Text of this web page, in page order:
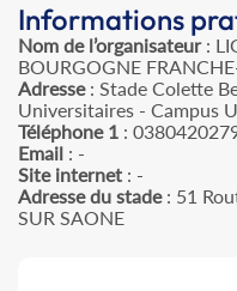
Informations
Nom de l’organisateur:
BOURGOGNE
Adresse: Stade Colette
Universitaires - Campus
Téléphone 1 :
Email : -
Site internet : -
Adresse du stade: 51
SUR SAONE